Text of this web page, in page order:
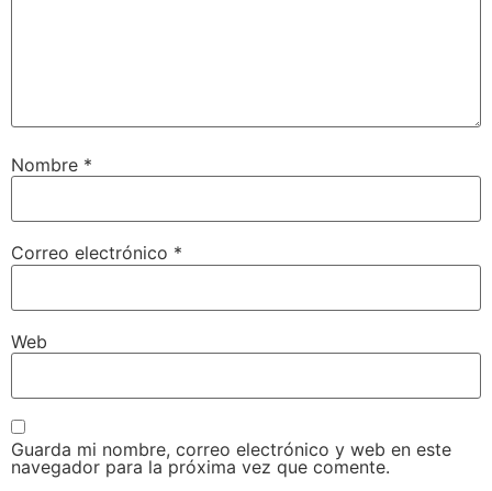
Nombre *
Correo electrónico *
Web
Guarda mi nombre, correo electrónico y web en este
navegador para la próxima vez que comente.